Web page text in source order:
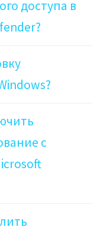
доступа в
с